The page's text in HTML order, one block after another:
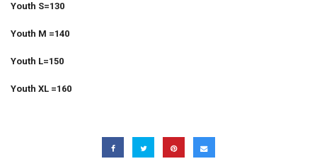
Youth S=130
Youth M =140
Youth L=150
Youth XL =160